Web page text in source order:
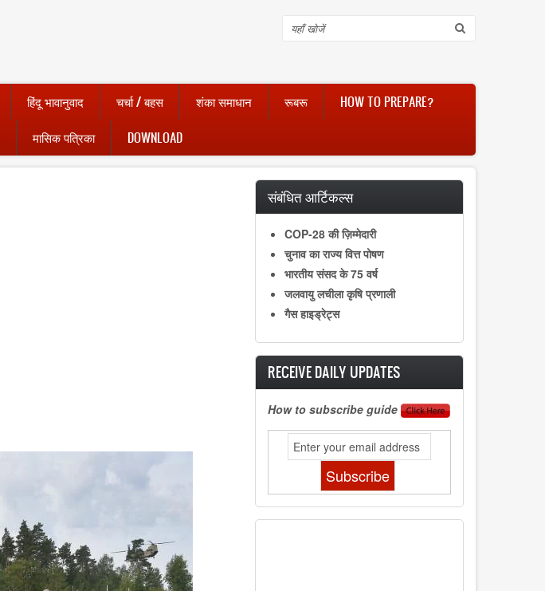
Search
हिंदू भावानुवाद चर्चा / बहस शंका समाधान रूबरू HOW TO PREPARE?
मासिक पत्रिका DOWNLOAD
संबंधित आर्टिकल्स
COP-28 की ज़िम्मेदारी
चुनाव का राज्य वित्त पोषण
भारतीय संसद के 75 वर्ष
जलवायु लचीला कृषि प्रणाली
गैस हाइड्रेट्स
RECEIVE DAILY UPDATES
How to subscribe guide